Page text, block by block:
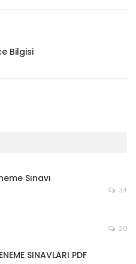
Bilgisi
Sınavı
34
20
SINAVLARI PDF